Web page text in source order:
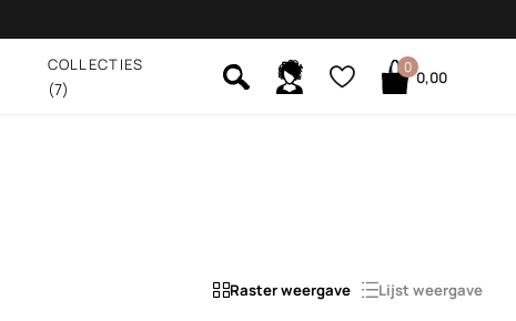
COLLECTIES
(7)
0
0,00
Raster weergave
Lijst weergave